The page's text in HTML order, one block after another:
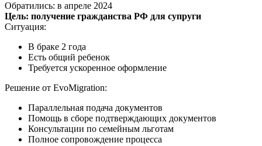
Обратились: в апреле 2024
Цель: получение гражданства РФ для супруги
Ситуация:
В браке 2 года
Есть общий ребенок
Требуется ускоренное оформление
Решение от EvoMigration:
Параллельная подача документов
Помощь в сборе подтверждающих документов
Консультации по семейным льготам
Полное сопровождение процесса